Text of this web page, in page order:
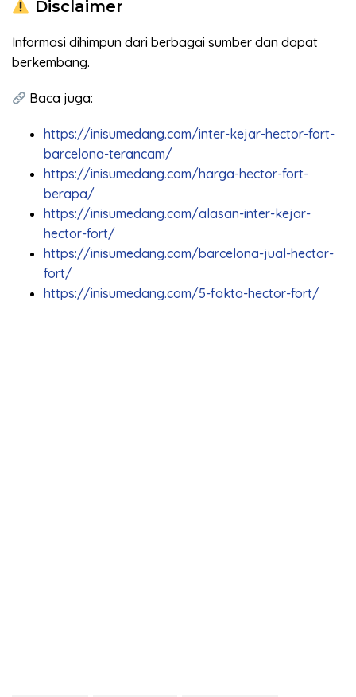
Disclaimer
Informasi dihimpun dari berbagai sumber dan dapat
berkembang.
Baca juga:
https://inisumedang.com/inter-kejar-hector-fort-
barcelona-terancam/
https://inisumedang.com/harga-hector-fort-
berapa/
https://inisumedang.com/alasan-inter-kejar-
hector-fort/
https://inisumedang.com/barcelona-jual-hector-
fort/
https://inisumedang.com/5-fakta-hector-fort/